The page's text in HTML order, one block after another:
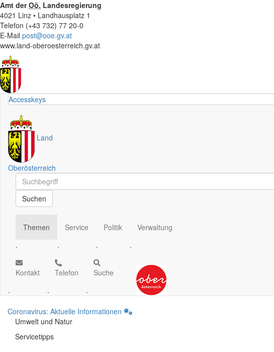
Amt derOö. Landesregierung
4021 Linz • Landhausplatz 1
Telefon (+43 732) 77 20-0
E-Mail post@ooe.gv.at
www.land-oberoesterreich.gv.at
Accesskeys
Land
Oberösterreich
Schnellsuche
Schnellsuche
Suchen
Themen
.
Service
.
Politik
.
Verwaltung
.
Kontakt
.
Telefon
.
Suche
.
Coronavirus: Aktuelle Informationen
Umwelt und Natur
Servicetipps